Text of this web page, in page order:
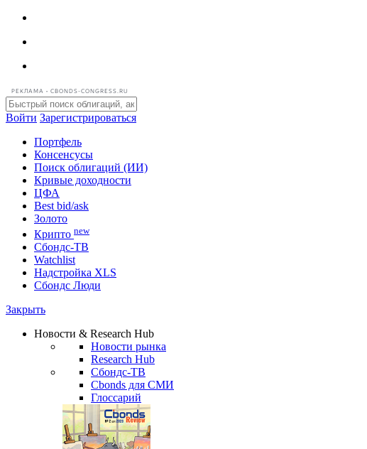
РЕКЛАМА • CBONDS-CONGRESS.RU
Войти Зарегистрироваться
Портфель
Консенсусы
Поиск облигаций (ИИ)
Кривые доходности
ЦФА
Best bid/ask
Золото
Криптоnew
Сбондс-ТВ
Надстройка XLS
Сбондс Люди
Новости & Research Hub
Новости рынка
Research Hub
Сбондс-ТВ
Cbonds для СМИ
Глоссарий